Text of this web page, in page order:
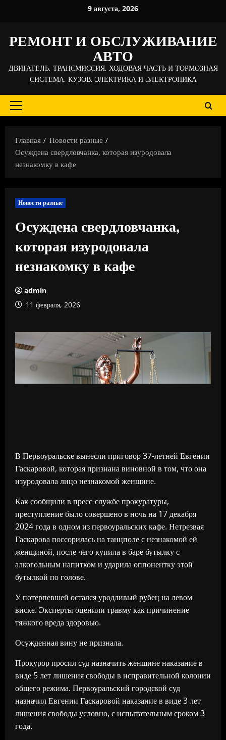
9 августа, 2026
РЕМОНТ И ОБСЛУЖИВАНИЕ
АВТО
ДВИГАТЕЛЬ, ТРАНСМИССИЯ, ХОДОВАЯ ЧАСТЬ И ТОРМОЗНАЯ
СИСТЕМА, КУЗОВ, ЭЛЕКТРИКА И ЭЛЕКТРОНИКА
Основное
Главная
Новости разные
Осуждена свердловчанка, которая изуродовала
незнакомку в кафе
Новости разные
Осуждена свердловчанка,
которая изуродовала
незнакомку в кафе
admin
11 февраля, 2026
В Первоуральске вынесли приговор 37-летней Евгении
Гаскаровой, которая признана виновной в том, что она
изуродовала лицо незнакомой женщине.
Как сообщили в пресс-службе прокуратуры,
преступление было совершено в ночь на 17 декабря
2024 года в одном из первоуральских кафе. Нетрезвая
Гаскарова поссорилась на танцполе с незнакомой ей
женщиной, после чего купила в баре бутылку с
алкогольным напитком и ударила оппонентку этой
бутылкой по голове.
У потерпевшей остался уродливый рубец на левом
виске. Эксперты оценили травму как причинение
тяжкого вреда здоровью.
Осужденная вину не признала.
Прокурор просил суд назначить женщине наказание в
виде 5 лет лишения свободы в исправительной колонии
общего режима. Первоуральский городской суд
назначил Евгении Гаскаровой наказание в виде 3 лет
лишения свободы условно, с испытательным сроком 3
года.